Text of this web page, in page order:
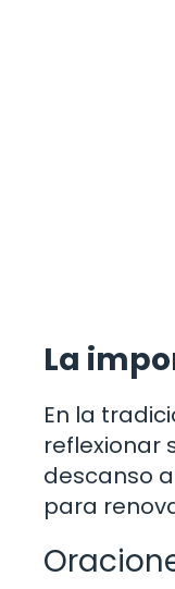
La
En la
reflexionar
descanso
para